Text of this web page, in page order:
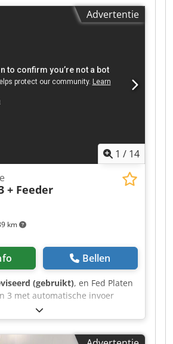
gemonteerde nieuwe
Geschikt voor stanswerk.
Rxbjx Aavokr
Advertentie
1 / 14
km
+ Feeder
Bellen
(gebruikt), en Fed Platen
3 met automatische invoer
80/120, picardplaat, teller
Dodezc Ek Sopfx Aavjkr 3
enkel of getimed),